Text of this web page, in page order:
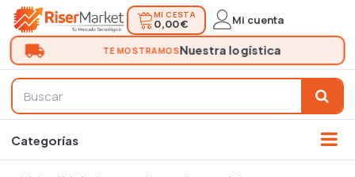
MI CESTA
0,00 € Mi cuenta